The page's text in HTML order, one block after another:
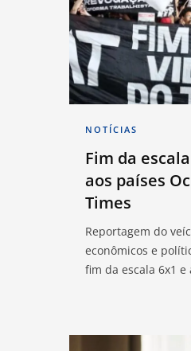
NOTÍCIAS
Fim da
aos países
Times
Reportagem do
econômicos e
fim da escala 6x1 e